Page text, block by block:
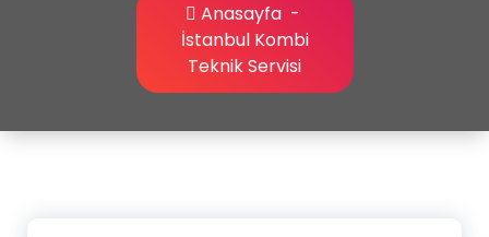
Anasayfa-
İstanbul Kombi
Teknik Servisi